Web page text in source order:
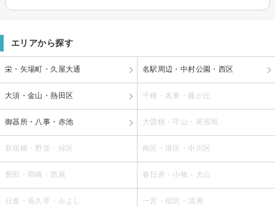
エリアから探す
栄・矢場町・久屋大通 名駅周辺・中村公園・西区
大須・金山・熱田区 千種・名東・藤が丘
御器所・八事・赤池 大曽根・守山・尾張旭
新瑞橋・野並・緑区 南区・港区・中川区
豊田・岡崎・西尾 春日井・小牧・犬山
日進・長久手・みよし 一宮・稲沢・清洲